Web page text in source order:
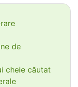
de
cheie căutat